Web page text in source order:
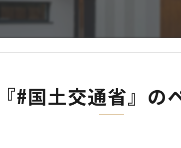
ZEH
ZEB
#国土交通省』の